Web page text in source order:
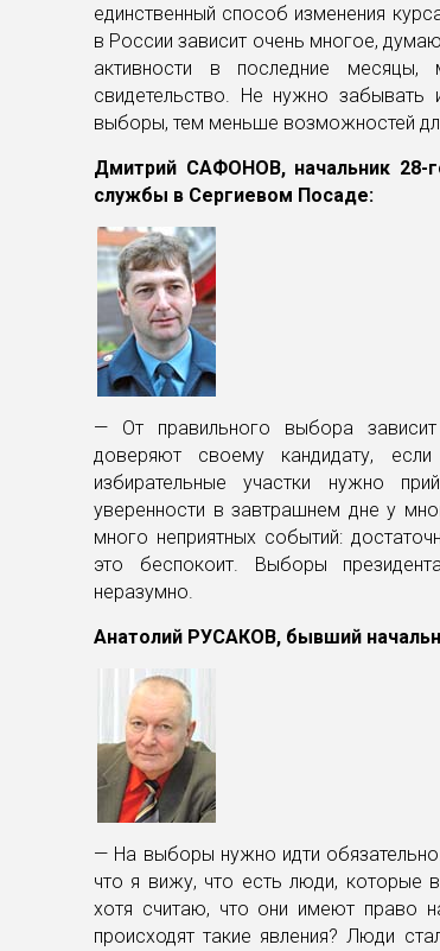
единственный способ изменения
в России зависит очень многое,
активности в последние
свидетельство. Не нужно
выборы, тем меньше возможностей
Дмитрий САФОНОВ, начальник 28-
службы в Сергиевом Посаде:
— От правильного выбора
доверяют своему кандидату,
избирательные участки нужно
уверенности в завтрашнем дне у
много неприятных событий:
это беспокоит. Выборы
неразумно.
Анатолий РУСАКОВ, бывший
— На выборы нужно идти
что я вижу, что есть люди, которые
хотя считаю, что они имеют право
происходят такие явления? Люди